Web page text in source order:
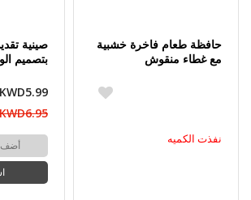
حافظة طعام فاخرة خشبية
مع غطاء منقوش
نفذت الكميه
صينية
بتصميم
KWD5.99
KWD6.95
أضف